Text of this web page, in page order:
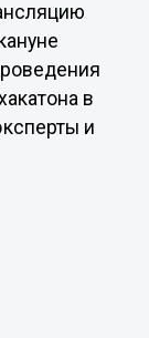
в
и